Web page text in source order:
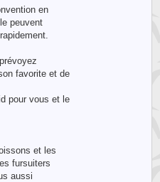
en
peuvent
prévoyez
favorite et de
pour vous et le
et les
fursuiters
aussi